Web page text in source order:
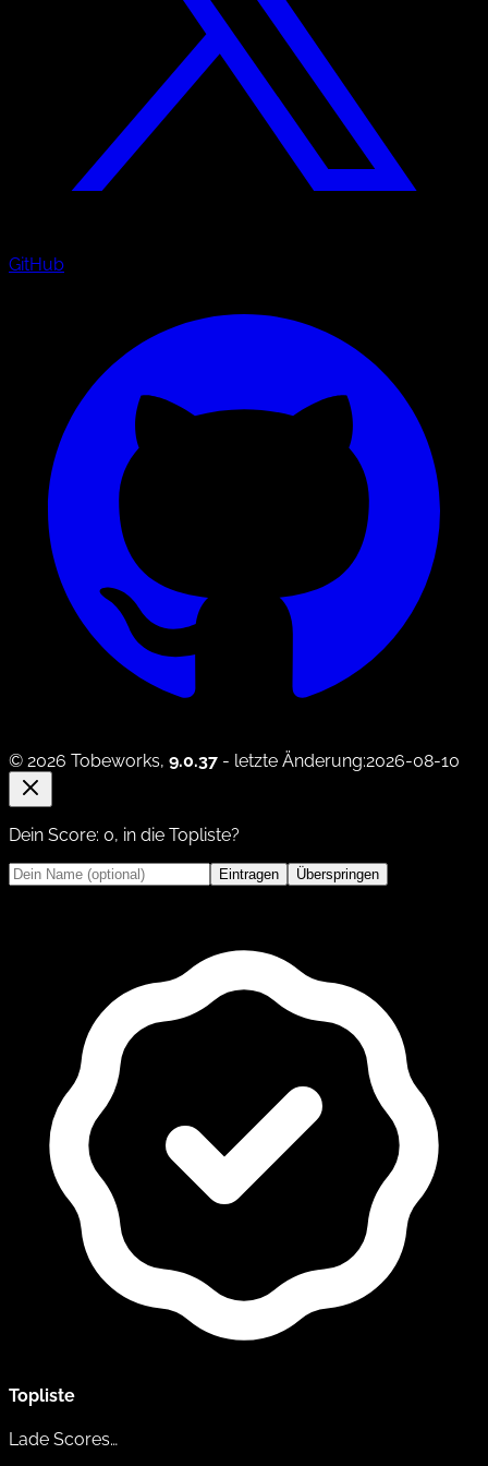
GitHub
© 2026 Tobeworks, 9.0.37 - letzte Änderung:2026-08-10
Dein Score: 0, in die Topliste?
Eintragen Überspringen
Topliste
Lade Scores…